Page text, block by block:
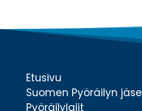
Etusivu
Suomen Pyöräilyn
Pyöräilylajit